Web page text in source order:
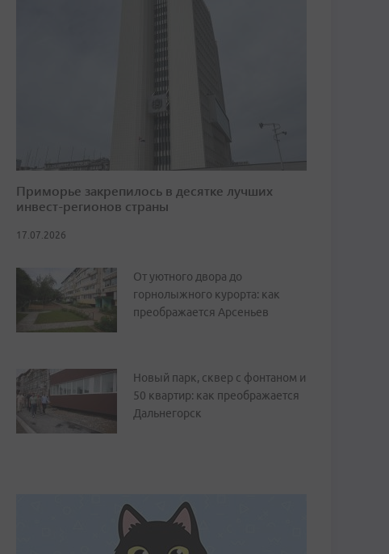
Приморье закрепилось в десятке лучших
инвест-регионов страны
17.07.2026
От уютного двора до
горнолыжного курорта: как
преображается Арсеньев
Новый парк, сквер с фонтаном и
50 квартир: как преображается
Дальнегорск